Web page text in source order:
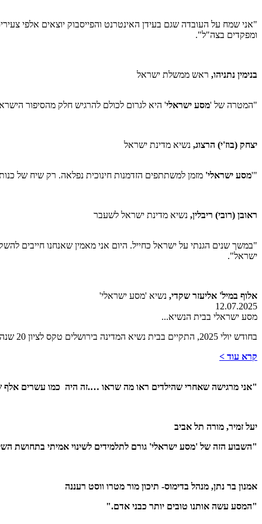
"אני שמח על העובדה שגם בעידן האינטרנט והפייסבוק יוצאים אלפי
ומפקדים בצה"ל".
בנימין נתניהו, ראש ממשלת ישראל
"המטרה של 'מסע ישראלי' היא לגרום לכולם להרגיש חלק מהסיפור
יצחק (בוז'י) הרצוג, נשיא מדינת ישראל
"'מסע ישראלי' מזמן למשתתפים הזדמנות חינוכית נפלאה. רק שיח של
ראובן (רובי) ריבלין, נשיא מדינת ישראל לשעבר
"במשך שנים הגנתי על ישראל כחייל. היום אני מאמין שאנחנו חייבים
ישראל".
אלוף במיל' אליעזר שקדי, נשיא 'מסע ישראלי'
12.07.2025
מסע ישראלי בבית הנשיא...
בחודש יולי 2025, התקיים בבית נשיא המדינה בירושלים טקס לציון 20 שנה ל'מסע ישראלי'. האירוע התקיים במעמד
קרא עוד >
"אני מרגישה שאחרי שהילדים ראו מה שראו ….זה היה כמו עשרים אלף
יעל זמיר, מורה תל אביב
"השבוע הזה של 'מסע ישראלי' גורם לתלמידים לשינוי אמיתי בתחושת
אמנון בר נתן, מנהל בדימוס- תיכון מור מטרו ווסט רעננה
"המסע עשה אותנו טובים יותר כבני אדם."